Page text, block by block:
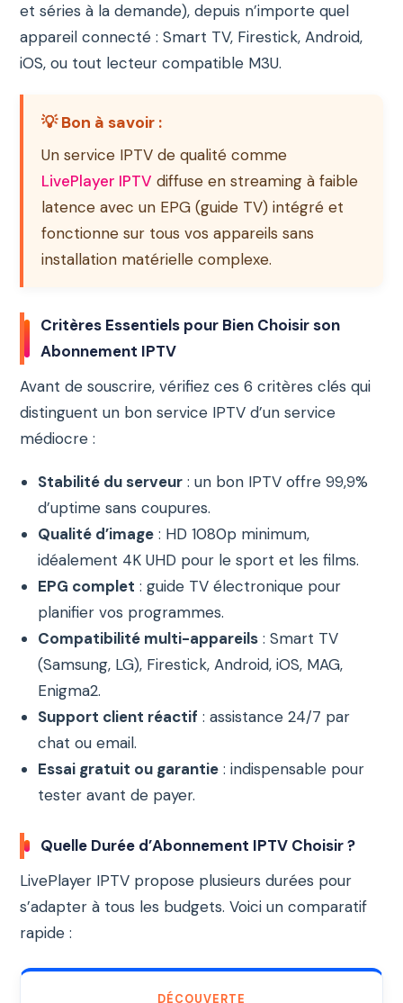
et séries à la demande), depuis n’importe quel
appareil connecté : Smart TV, Firestick, Android,
iOS, ou tout lecteur compatible M3U.
💡 Bon à savoir :
Un service IPTV de qualité comme
LivePlayer IPTV diffuse en streaming à faible
latence avec un EPG (guide TV) intégré et
fonctionne sur tous vos appareils sans
installation matérielle complexe.
Critères Essentiels pour Bien Choisir son
Abonnement IPTV
Avant de souscrire, vérifiez ces 6 critères clés qui
distinguent un bon service IPTV d’un service
médiocre :
Stabilité du serveur : un bon IPTV offre 99,9%
d’uptime sans coupures.
Qualité d’image : HD 1080p minimum,
idéalement 4K UHD pour le sport et les films.
EPG complet : guide TV électronique pour
planifier vos programmes.
Compatibilité multi-appareils : Smart TV
(Samsung, LG), Firestick, Android, iOS, MAG,
Enigma2.
Support client réactif : assistance 24/7 par
chat ou email.
Essai gratuit ou garantie : indispensable pour
tester avant de payer.
Quelle Durée d’Abonnement IPTV Choisir ?
LivePlayer IPTV propose plusieurs durées pour
s’adapter à tous les budgets. Voici un comparatif
rapide :
DÉCOUVERTE